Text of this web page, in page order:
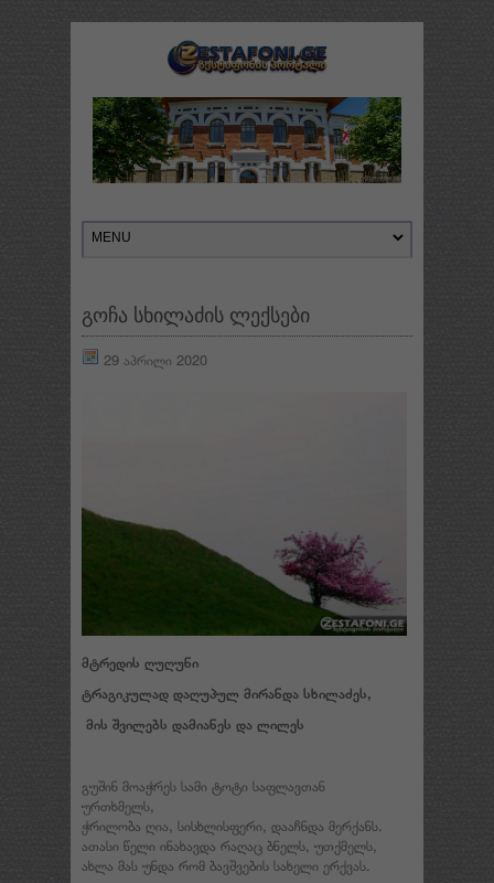
გოჩა სხილაძის ლექსები
29 აპრილი 2020
მტრედის ღუღუნი
ტრაგიკულად დაღუპულ მირანდა სხილაძეს,
მის შვილებს დამიანეს და ლილეს
გუშინ მოაჭრეს სამი ტოტი საფლავთან
ურთხმელს,
ჭრილობა ღია, სისხლისფერი, დააჩნდა მერქანს.
ათასი წელი ინახავდა რაღაც ბნელს, უთქმელს,
ახლა მას უნდა რომ ბავშვების სახელი ერქვას.